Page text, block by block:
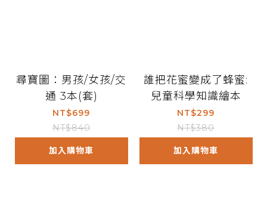
尋寶圖：男孩/女孩/交
通 3本(套)
NT$699
NT$840
加入購物車
誰把花蜜變成了蜂蜜:
兒童科學知識繪本
NT$299
NT$380
加入購物車